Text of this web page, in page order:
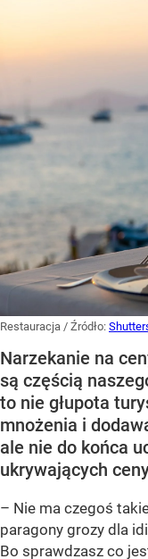
Restauracja / Źródło:
Narzekanie na
są częścią
to nie głupota
mnożenia i
ale nie do końca
ukrywających
– Nie ma czegoś
paragony grozy dla
Bo sprawdzasz co